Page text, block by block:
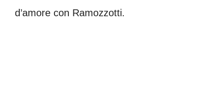
d’amore con Ramozzotti.